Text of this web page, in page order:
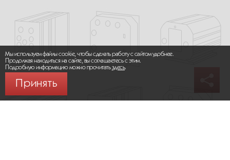
Мы используем файлы cookie, чтобы сделать работу с сайтом удобнее.
Продолжая находиться на сайте, вы соглашаетесь с этим.
Подробную информацию можно прочитатьздесь.
Принять